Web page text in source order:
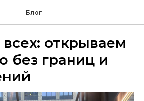
Блог
открываем
без границ и